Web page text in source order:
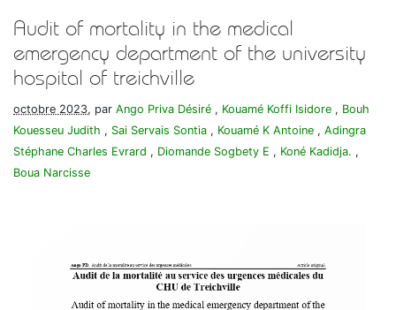
Audit of mortality in the medical
emergency department of the university
hospital of treichville
octobre 2023, par Ango Priva Désiré , Kouamé Koffi Isidore , Bouh
Kouesseu Judith , Sai Servais Sontia , Kouamé K Antoine , Adingra
Stéphane Charles Evrard , Diomande Sogbety E , Koné Kadidja. ,
Boua Narcisse